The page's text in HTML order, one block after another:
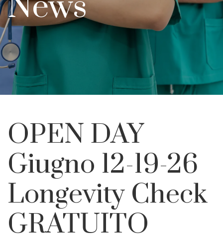
OPEN DAY
Giugno 12-19-26
Longevity Check
GRATUITO